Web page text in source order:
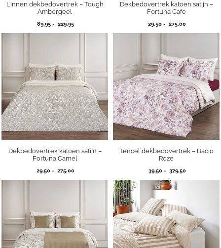
Linnen dekbedovertrek – Tough
Ambergeel
89,95 - 229,95Prijsklasse:
Dekbedovertrek katoen satijn –
Fortuna Cafe
29,50 - 275,00Prijsklasse:
Dekbedovertrek katoen satijn –
Fortuna Camel
29,50 - 275,00Prijsklasse:
Tencel dekbedovertrek – Bacio
Roze
39,50 - 379,50Prijsklasse: